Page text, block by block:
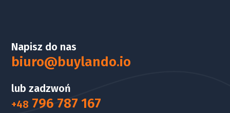
Napisz do nas
biuro@buylando.io
lub zadzwoń
+48 796 787 167